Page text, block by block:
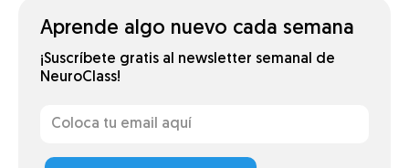
Aprende algo nuevo cada semana
¡Suscríbete gratis al newsletter semanal de
NeuroClass!